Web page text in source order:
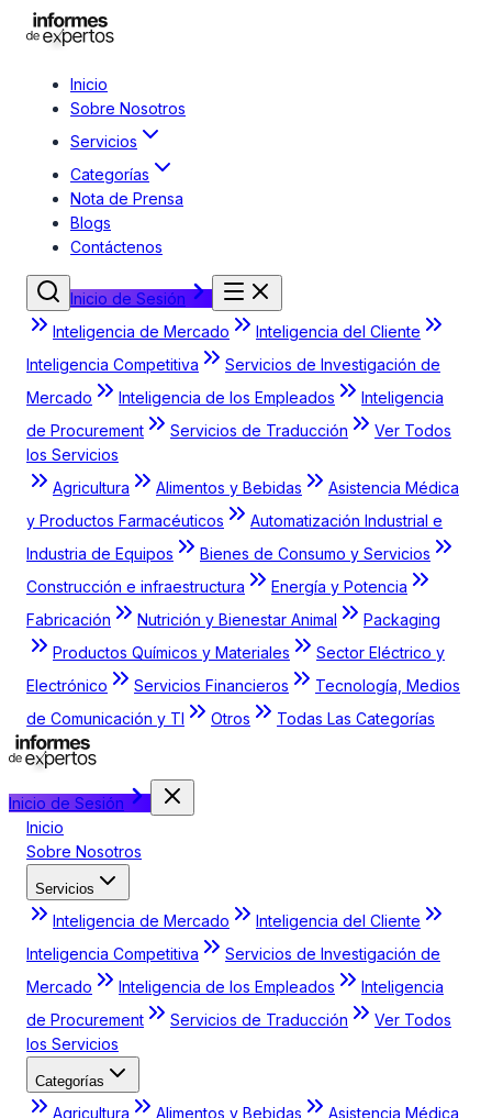
Inicio
Sobre Nosotros
Servicios
Categorías
Nota de Prensa
Blogs
Contáctenos
Inicio de Sesión
Inteligencia de Mercado
Inteligencia del Cliente
Inteligencia Competitiva
Servicios de Investigación de
Mercado
Inteligencia de los Empleados
Inteligencia
de Procurement
Servicios de Traducción
Ver Todos
los Servicios
Agricultura
Alimentos y Bebidas
Asistencia Médica
y Productos Farmacéuticos
Automatización Industrial e
Industria de Equipos
Bienes de Consumo y Servicios
Construcción e infraestructura
Energía y Potencia
Fabricación
Nutrición y Bienestar Animal
Packaging
Productos Químicos y Materiales
Sector Eléctrico y
Electrónico
Servicios Financieros
Tecnología, Medios
de Comunicación y TI
Otros Todas Las Categorías
Inicio de Sesión
Inicio
Sobre Nosotros
Servicios
Inteligencia de Mercado
Inteligencia del Cliente
Inteligencia Competitiva
Servicios de Investigación de
Mercado
Inteligencia de los Empleados
Inteligencia
de Procurement
Servicios de Traducción
Ver Todos
los Servicios
Categorías
Agricultura Alimentos y Bebidas
Asistencia Médica